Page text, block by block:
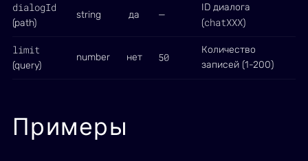
dialogId
(path)
string да —
ID диалога
(chatXXX)
limit
(query)
number нет 50
Количество
записей (1-200)
Примеры